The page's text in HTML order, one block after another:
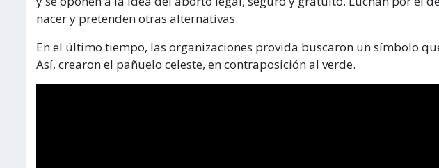
nacer y pretenden otras alternativas.
En el último tiempo, las organizaciones provida buscaron un símbolo
Así, crearon el pañuelo celeste, en contraposición al verde.